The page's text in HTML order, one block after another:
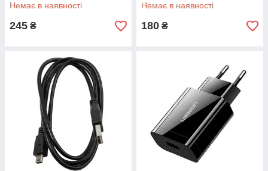
Немає в наявності
245 ₴
Немає в наявності
180 ₴